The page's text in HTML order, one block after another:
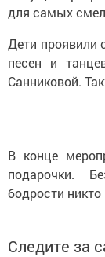
для самых
Дети проявили
песен и
Санниковой.
В конце
подарочки.
бодрости никто
Следите за